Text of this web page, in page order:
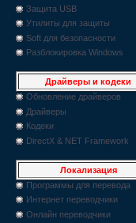
Защита USB
Утилиты для защиты
Soft для безопасности
Разблокировка Windows
Драйверы и кодеки
Обновление драйверов
Драйверы
Кодеки
DirectX & NET Framework
Локализация
Программы для перевода
Интернет переводчики
Онлайн переводчики